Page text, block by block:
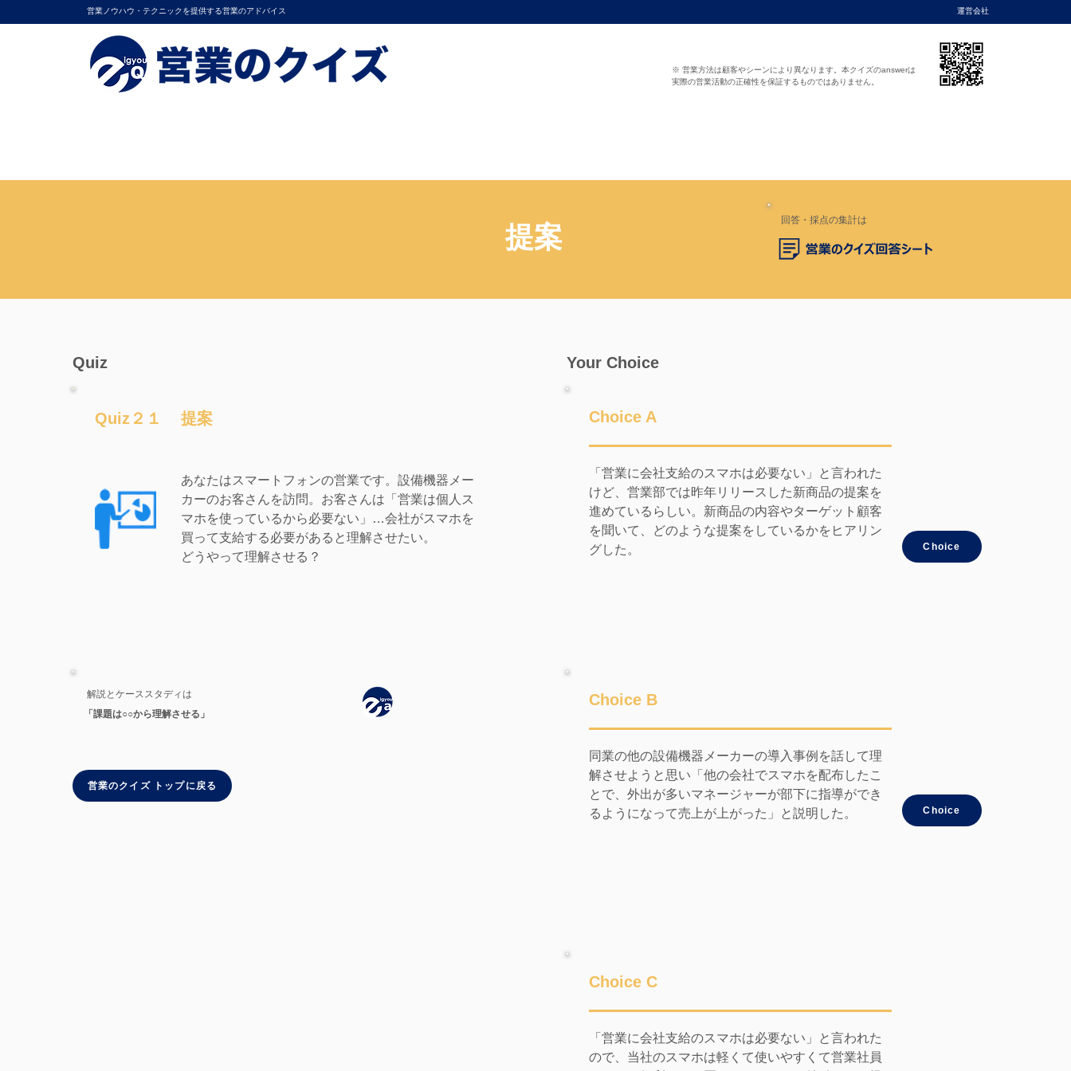
営業ノウハウ・テクニックを提供する営業のアドバイス 運営会社
※ 営業方法は顧客やシーンにより異なります。本クイズのanswerは
実際の営業活動の正確性を保証するものではありません。
提案
回答・採点の集計は
Quiz
Quiz２１ 提案
あなたはスマートフォンの営業です。設備機器メー
カーのお客さんを訪問。お客さんは「営業は個人ス
マホを使っているから必要ない」…会社がスマホを
買って支給する必要があると理解させたい。
どうやって理解させる？
解説とケーススタディは
「課題は○○から理解させる」
営業のクイズ トップに戻る
Your Choice
Choice A
「営業に会社支給のスマホは必要ない」と言われた
けど、営業部では昨年リリースした新商品の提案を
進めているらしい。新商品の内容やターゲット顧客
を聞いて、どのような提案をしているかをヒアリン
グした。
Choice
Choice B
同業の他の設備機器メーカーの導入事例を話して理
解させようと思い「他の会社でスマホを配布したこ
とで、外出が多いマネージャーが部下に指導ができ
るようになって売上が上がった」と説明した。
Choice
Choice C
「営業に会社支給のスマホは必要ない」と言われた
ので、当社のスマホは軽くて使いやすくて営業社員